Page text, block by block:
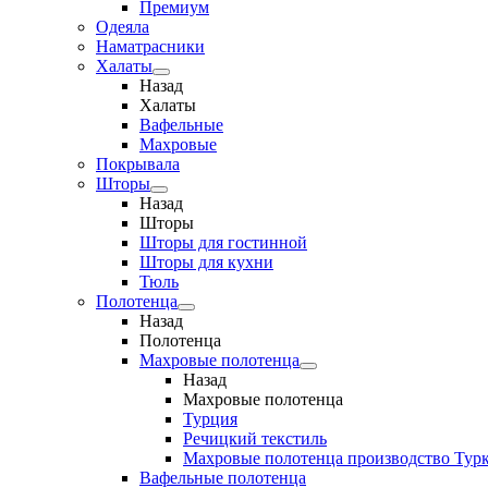
Премиум
Одеяла
Наматрасники
Халаты
Назад
Халаты
Вафельные
Махровые
Покрывала
Шторы
Назад
Шторы
Шторы для гостинной
Шторы для кухни
Тюль
Полотенца
Назад
Полотенца
Махровые полотенца
Назад
Махровые полотенца
Турция
Речицкий текстиль
Махровые полотенца производство
Вафельные полотенца